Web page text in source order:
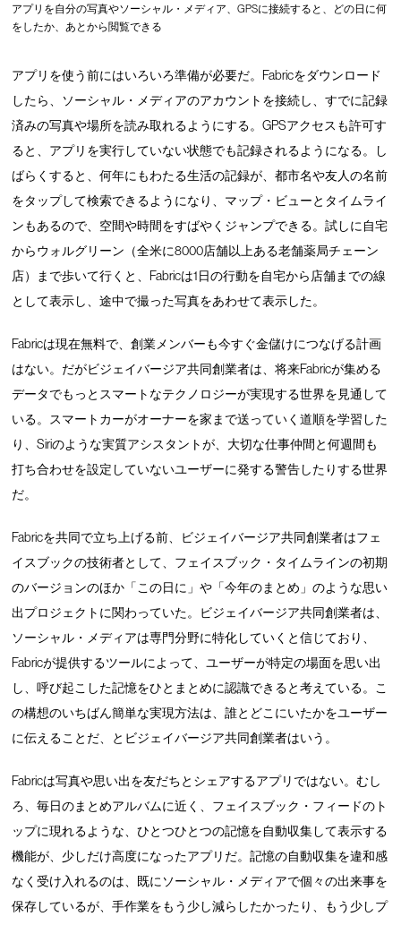
アプリを自分の写真やソーシャル・メディア、GPSに接続すると、どの日に何
をしたか、あとから閲覧できる
アプリを使う前にはいろいろ準備が必要だ。Fabricをダウンロード
したら、ソーシャル・メディアのアカウントを接続し、すでに記録
済みの写真や場所を読み取れるようにする。GPSアクセスも許可す
ると、アプリを実行していない状態でも記録されるようになる。し
ばらくすると、何年にもわたる生活の記録が、都市名や友人の名前
をタップして検索できるようになり、マップ・ビューとタイムライ
ンもあるので、空間や時間をすばやくジャンプできる。試しに自宅
からウォルグリーン（全米に8000店舗以上ある老舗薬局チェーン
店）まで歩いて行くと、Fabricは1日の行動を自宅から店舗までの線
として表示し、途中で撮った写真をあわせて表示した。
Fabricは現在無料で、創業メンバーも今すぐ金儲けにつなげる計画
はない。だがビジェイバージア共同創業者は、将来Fabricが集める
データでもっとスマートなテクノロジーが実現する世界を見通して
いる。スマートカーがオーナーを家まで送っていく道順を学習した
り、Siriのような実質アシスタントが、大切な仕事仲間と何週間も
打ち合わせを設定していないユーザーに発する警告したりする世界
だ。
Fabricを共同で立ち上げる前、ビジェイバージア共同創業者はフェ
イスブックの技術者として、フェイスブック・タイムラインの初期
のバージョンのほか「この日に」や「今年のまとめ」のような思い
出プロジェクトに関わっていた。ビジェイバージア共同創業者は、
ソーシャル・メディアは専門分野に特化していくと信じており、
Fabricが提供するツールによって、ユーザーが特定の場面を思い出
し、呼び起こした記憶をひとまとめに認識できると考えている。こ
の構想のいちばん簡単な実現方法は、誰とどこにいたかをユーザー
に伝えることだ、とビジェイバージア共同創業者はいう。
Fabricは写真や思い出を友だちとシェアするアプリではない。むし
ろ、毎日のまとめアルバムに近く、フェイスブック・フィードのト
ップに現れるような、ひとつひとつの記憶を自動収集して表示する
機能が、少しだけ高度になったアプリだ。記憶の自動収集を違和感
なく受け入れるのは、既にソーシャル・メディアで個々の出来事を
保存しているが、手作業をもう少し減らしたかったり、もう少しプ